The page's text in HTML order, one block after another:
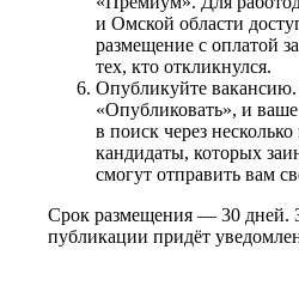
и Омской области
размещение с оплатой
тех, кто откликнулся.
Опубликуйте
«Опубликовать», и
в поиск через
кандидаты, которых
смогут отправить вам
Срок размещения — 30 дней.
публикации придёт